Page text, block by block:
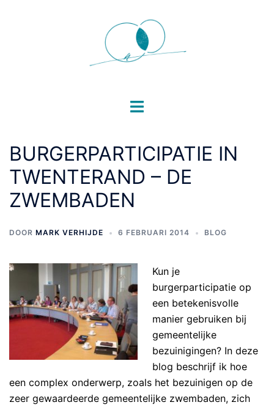
Toggle
BURGERPARTICIPATIE IN
TWENTERAND – DE
ZWEMBADEN
DOOR MARK VERHIJDE 6 FEBRUARI 2014 BLOG
Kun je
burgerparticipatie op
een betekenisvolle
manier gebruiken bij
gemeentelijke
bezuinigingen? In deze
blog beschrijf ik hoe
een complex onderwerp, zoals het bezuinigen op de
zeer gewaardeerde gemeentelijke zwembaden, zich